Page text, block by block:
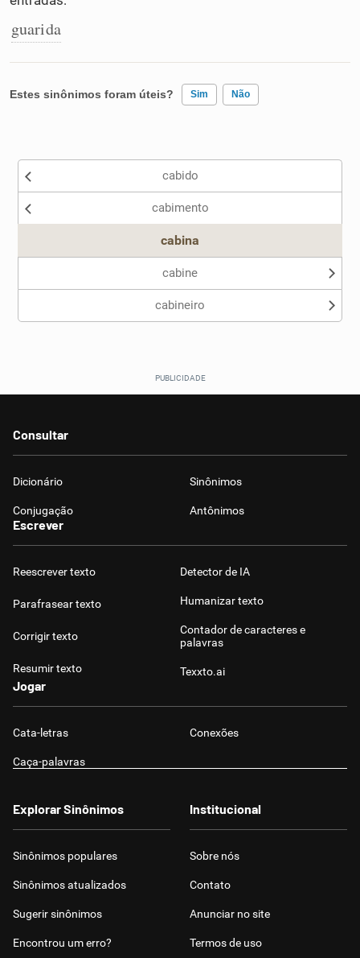
guarida
Estes sinônimos foram úteis? Sim Não
Nenhum dos sinônimos apresentados me ajudou
cabido
cabimento
cabina
cabine
cabineiro
Consultar
Dicionário Sinônimos
Conjugação Antônimos
Escrever
Reescrever texto
Parafrasear texto
Corrigir texto
Resumir texto
Detector de IA
Humanizar texto
Contador de caracteres e
palavras
Texxto.ai
Jogar
Cata-letras Conexões
Caça-palavras
Explorar Sinônimos
Sinônimos populares
Sinônimos atualizados
Sugerir sinônimos
Encontrou um erro?
Institucional
Sobre nós
Contato
Anunciar no site
Termos de uso